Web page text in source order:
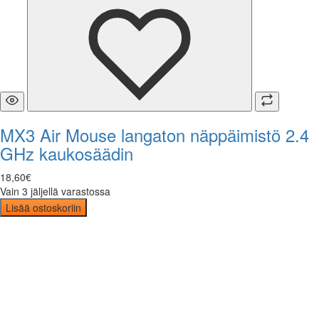
MX3 Air Mouse langaton näppäimistö 2.4
GHz kaukosäädin
18,60€
Vain 3 jäljellä varastossa
Lisää ostoskoriin